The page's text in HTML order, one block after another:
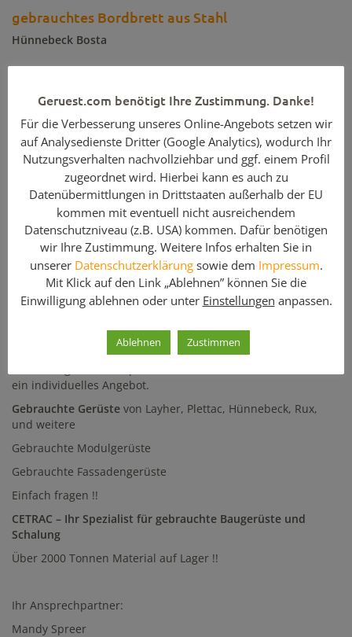
gebrauchtes Bordbrett aus Stahl
Hünnebeck Bosta
Weitere Details
Feldlänge / Gerüsttiefe: 2,00m
Enthaltene Komponenten
Menge
Artikelbezeichnung
10
Stahlbordbrett 200/15
gebrauchtes Stahlbordbrett im 10ner-Paket, auch in anderen
Mengen & Längen erhältlich,
Sie benötigen ein komplettes Gerüst? Gern erstelle ich Ihnen
ein individuelles Angebot.
Geländer,Kupplungen,Rohre,Gitterträger
aus Stahl, Holz, und vieles mehr.
ein individuelles Angebot.
Gebrauchte Gerüste von Layher, Plettac, Hünnebeck, Rux,
und weitere
Gebrauchte Modulgerüste
Gebrauchte Fassadengerüste
Einfach fragen !!
CETRAC – Ihr Spezialist für gebrauchte Baugerüste und
Schalung
Über 2000 Tonnen Material auf Lager !!
Ihr Ansprechpartner:
Mandy Spreer
Geruest.com benötigt Ihre Zustimmung. Danke!
Für die Verbesserung unseres Online-Angebots setzen wir
auf Analysedienste Dritter (Google Analytics), wodurch Ihr
Nutzungsverhalten nachvollziehbar und ggf. einem Profil
zugeordnet wird. Hierbei kann es auch zu
Datenübermittlungen in Drittstaaten außerhalb der EU
kommen mit eventuell nicht ausreichendem
Datenschutzniveau (z.B. USA) kommen. Dafür benötigen
wir Ihre Zustimmung. Weitere Infos erhalten Sie in
unserer Datenschutzerklärungsowie dem Impressum.
Mit Klick auf den Link „Ablehnen” können Sie die
Einwilligung ablehnen oder unter Einstellungen anpassen.
Ablehnen Zustimmen